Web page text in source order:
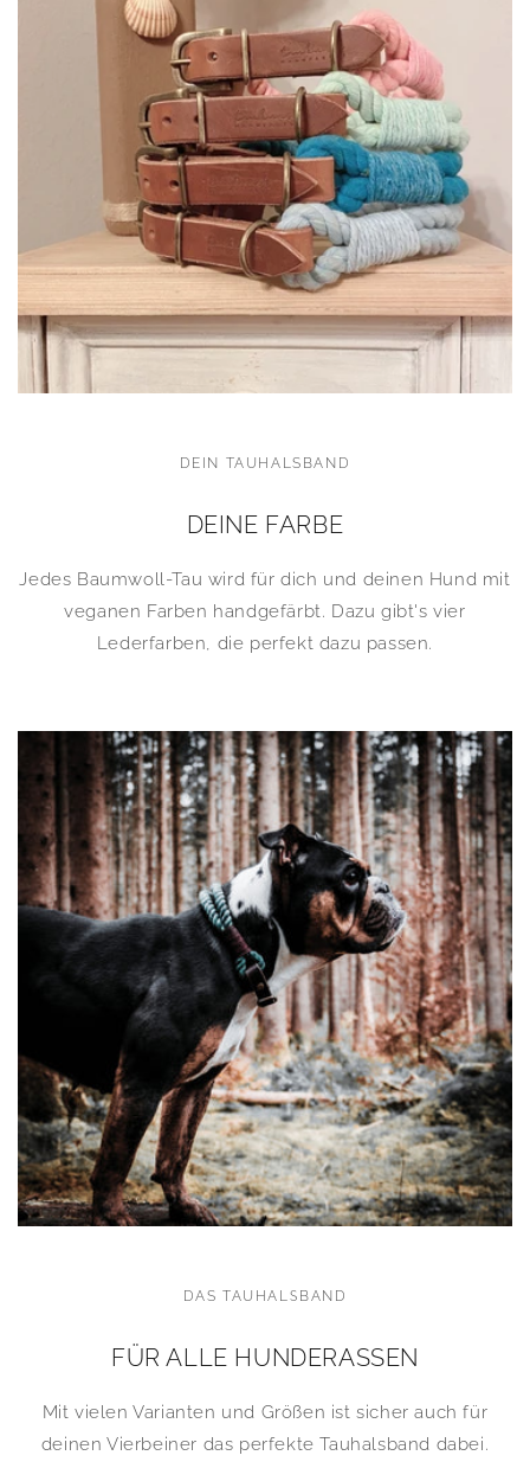
DEIN TAUHALSBAND
DEINE FARBE
Jedes Baumwoll-Tau wird für dich und deinen Hund mit
veganen Farben handgefärbt. Dazu gibt's vier
Lederfarben, die perfekt dazu passen.
DAS TAUHALSBAND
FÜR ALLE HUNDERASSEN
Mit vielen Varianten und Größen ist sicher auch für
deinen Vierbeiner das perfekte Tauhalsband dabei.